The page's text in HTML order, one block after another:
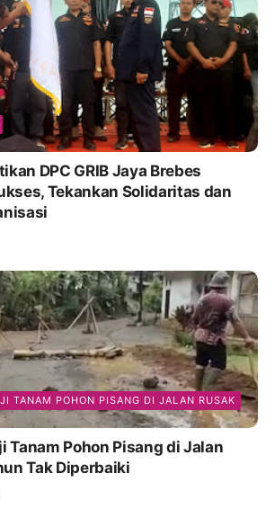
DPC GRIB Jaya Brebes
Tekankan Solidaritas dan
TANAM POHON PISANG DI JALAN RUSAK
Tanam Pohon Pisang di Jalan
Tak Diperbaiki